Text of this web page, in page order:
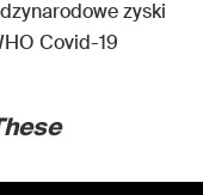
zyski
Covid-19